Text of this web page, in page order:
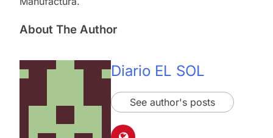
About The Author
Diario EL SOL
See author's posts